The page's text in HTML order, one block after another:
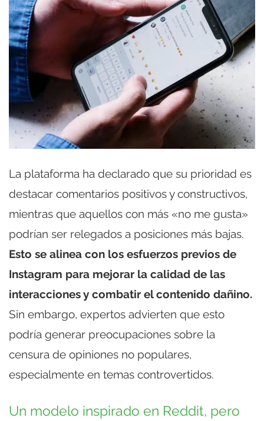
La plataforma ha declarado que su prioridad es
destacar comentarios positivos y constructivos,
mientras que aquellos con más «no me gusta»
podrían ser relegados a posiciones más bajas.
Esto se alinea con los esfuerzos previos de
Instagram para mejorar la calidad de las
interacciones y combatir el contenido dañino.
Sin embargo, expertos advierten que esto
podría generar preocupaciones sobre la
censura de opiniones no populares,
especialmente en temas controvertidos.
Un modelo inspirado en Reddit, pero